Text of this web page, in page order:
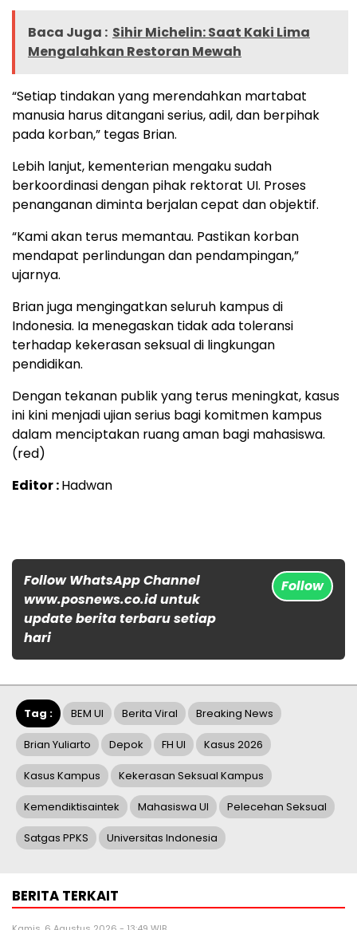
Baca Juga : Sihir Michelin: Saat Kaki Lima
Mengalahkan Restoran Mewah
“Setiap tindakan yang merendahkan martabat
manusia harus ditangani serius, adil, dan berpihak
pada korban,” tegas Brian.
Lebih lanjut, kementerian mengaku sudah
berkoordinasi dengan pihak rektorat UI. Proses
penanganan diminta berjalan cepat dan objektif.
“Kami akan terus memantau. Pastikan korban
mendapat perlindungan dan pendampingan,”
ujarnya.
Brian juga mengingatkan seluruh kampus di
Indonesia. Ia menegaskan tidak ada toleransi
terhadap kekerasan seksual di lingkungan
pendidikan.
Dengan tekanan publik yang terus meningkat, kasus
ini kini menjadi ujian serius bagi komitmen kampus
dalam menciptakan ruang aman bagi mahasiswa.
(red)
Editor :Hadwan
Follow WhatsApp Channel
www.posnews.co.id untuk
update berita terbaru setiap
hari
Follow
Tag : BEM UI Berita Viral Breaking News
Brian Yuliarto Depok FH UI Kasus 2026
Kasus Kampus Kekerasan Seksual Kampus
Kemendiktisaintek Mahasiswa UI Pelecehan Seksual
Satgas PPKS Universitas Indonesia
BERITA TERKAIT